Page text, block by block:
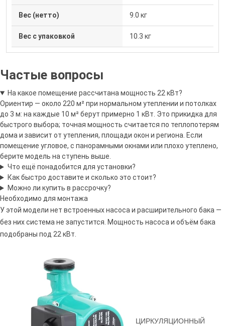
Вес (нетто) 9.0 кг
Вес с упаковкой 10.3 кг
Оцените от 1 до 5
Частые вопросы
На какое помещение рассчитана мощность 22 кВт?
Ориентир — около 220 м² при нормальном утеплении и потолках
до 3 м: на каждые 10 м² берут примерно 1 кВт. Это прикидка для
быстрого выбора; точная мощность считается по теплопотерям
дома и зависит от утепления, площади окон и региона. Если
помещение угловое, с панорамными окнами или плохо утеплено,
берите модель на ступень выше.
Что ещё понадобится для установки?
Как быстро доставите и сколько это стоит?
Можно ли купить в рассрочку?
Необходимо для монтажа
У этой модели нет встроенных насоса и расширительного бака —
без них система не запустится. Мощность насоса и объём бака
подобраны под 22 кВт.
ЦИРКУЛЯЦИОННЫЙ